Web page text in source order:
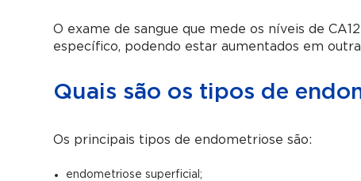
O exame de sangue que mede os níveis de
específico, podendo estar aumentados em
Quais são os tipos de
Os principais tipos de endometriose são:
endometriose superficial;